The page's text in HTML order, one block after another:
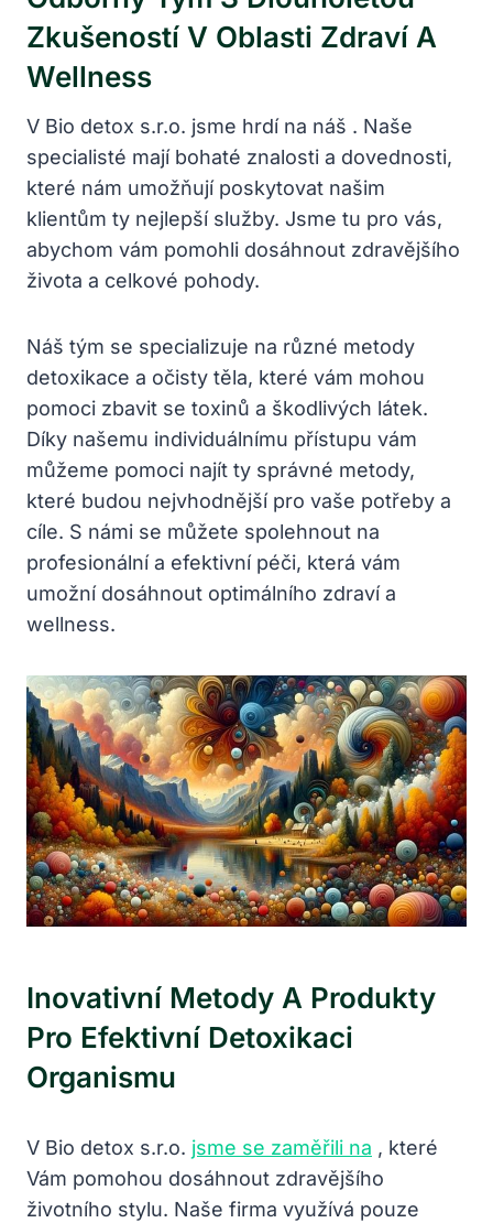
Zkušeností V Oblasti Zdraví A
Wellness
V Bio detox s.r.o. jsme hrdí na náš . Naše
specialisté mají bohaté znalosti a dovednosti,
které nám umožňují poskytovat našim
klientům ty nejlepší služby. Jsme tu pro vás,
abychom vám pomohli dosáhnout zdravějšího
života a celkové pohody.
Náš tým se specializuje na různé metody
detoxikace a očisty těla, které vám mohou
pomoci zbavit se toxinů a škodlivých látek.
Díky našemu individuálnímu přístupu vám
můžeme pomoci najít ty správné metody,
které budou nejvhodnější pro vaše potřeby a
cíle. S námi se můžete spolehnout na
profesionální a efektivní péči, která vám
umožní dosáhnout optimálního zdraví a
wellness.
Inovativní Metody A Produkty
Pro Efektivní Detoxikaci
Organismu
V Bio detox s.r.o. jsme se zaměřili na , které
Vám pomohou dosáhnout zdravějšího
životního stylu. Naše firma využívá pouze